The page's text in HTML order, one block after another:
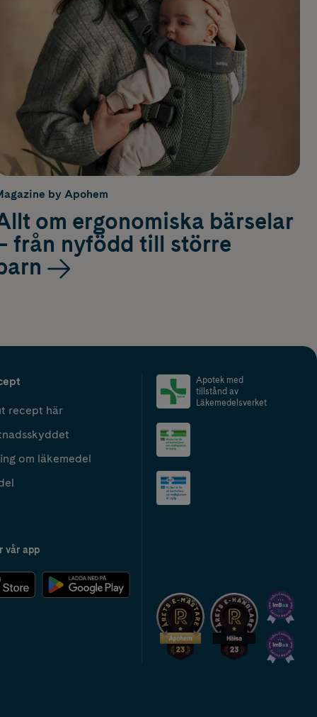
by Apohem
om ergonomiska bärselar
från nyfödd till större
recept här
om läkemedel
vår app
Apotek med
tillstånd av
Läkemedelsverket
2024